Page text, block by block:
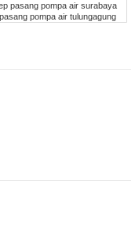
pasang pompa air surabaya
pasang pompa air tulungagung